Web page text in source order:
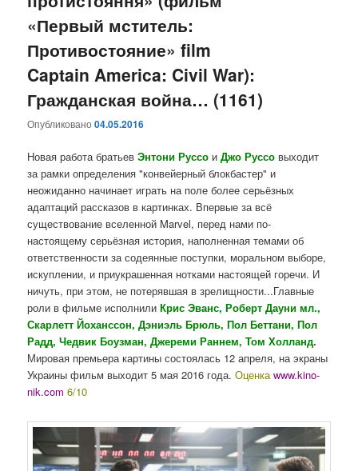
«Первый мститель:
Противостояние» film
Captain America: Civil War):
Гражданская война… (1161)
Опубликовано04.05.2016
Новая работа братьевЭнтони Руссо иДжо Руссо выходит
за рамки определения "конвейерный блокбастер" и
неожиданно начинает играть на поле более серьёзных
адаптаций рассказов в картинках. Впервые за всё
существование вселенной Marvel, перед нами по-
настоящему серьёзная история, наполненная темами об
ответственности за содеянные поступки, моральном выборе,
искуплении, и приукрашенная нотками настоящей горечи. И
ничуть, при этом, не потерявшая в зрелищности...Главные
роли в фильме исполнили Крис Эванс, Роберт Дауни мл.,
Скарлетт Йоханссон, Дэниэль Брюль, Пол Беттани, Пол
Радд, Чедвик Боузман, Джереми Раннем, Том Холланд.
Мировая премьера картины состоялась 12 апреля, на экраны
Украины фильм выходит 5 мая 2016 года.Оценкаwww.kino-
nik.com6/10